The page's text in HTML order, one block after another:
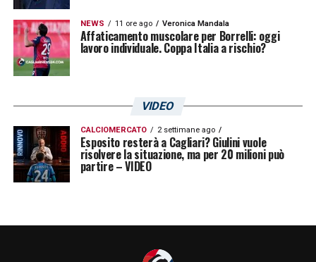
NEWS 11 ore ago Veronica Mandala
Affaticamento muscolare per Borrelli: oggi
lavoro individuale. Coppa Italia a rischio?
VIDEO
CALCIOMERCATO 2 settimane ago
Esposito resterà a Cagliari? Giulini vuole
risolvere la situazione, ma per 20 milioni può
partire – VIDEO